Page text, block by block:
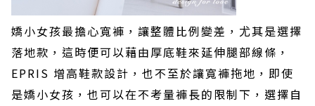
嬌小女孩最擔心寬褲，讓整體比例變差，尤其是選擇
落地款，這時便可以藉由厚底鞋來延伸腿部線條，
EPRIS 增高鞋款設計，也不至於讓寬褲拖地，即使
是嬌小女孩，也可以在不考量褲長的限制下，選擇自